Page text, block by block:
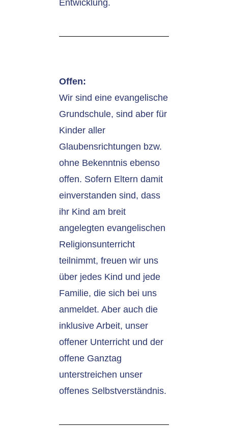
Entwicklung.
Offen:
Wir sind eine evangelische
Grundschule, sind aber für
Kinder aller
Glaubensrichtungen bzw.
ohne Bekenntnis ebenso
offen. Sofern Eltern damit
einverstanden sind, dass
ihr Kind am breit
angelegten evangelischen
Religionsunterricht
teilnimmt, freuen wir uns
über jedes Kind und jede
Familie, die sich bei uns
anmeldet. Aber auch die
inklusive Arbeit, unser
offener Unterricht und der
offene Ganztag
unterstreichen unser
offenes Selbstverständnis.